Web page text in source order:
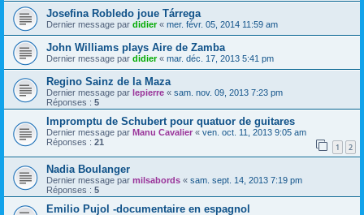
Josefina Robledo joue Tárrega
Dernier message par didier« mer. févr. 05, 2014 11:59 am
John Williams plays Aire de Zamba
Dernier message par didier« mar. déc. 17, 2013 5:41 pm
Regino Sainz de la Maza
Dernier message par lepierre « sam. nov. 09, 2013 7:23 pm
Réponses : 5
Impromptu de Schubert pour quatuor de guitares
Dernier message par Manu Cavalier « ven. oct. 11, 2013 9:05 am
Réponses : 21 1 2
Nadia Boulanger
Dernier message par milsabords « sam. sept. 14, 2013 7:19 pm
Réponses : 5
Emilio Pujol -documentaire en espagnol